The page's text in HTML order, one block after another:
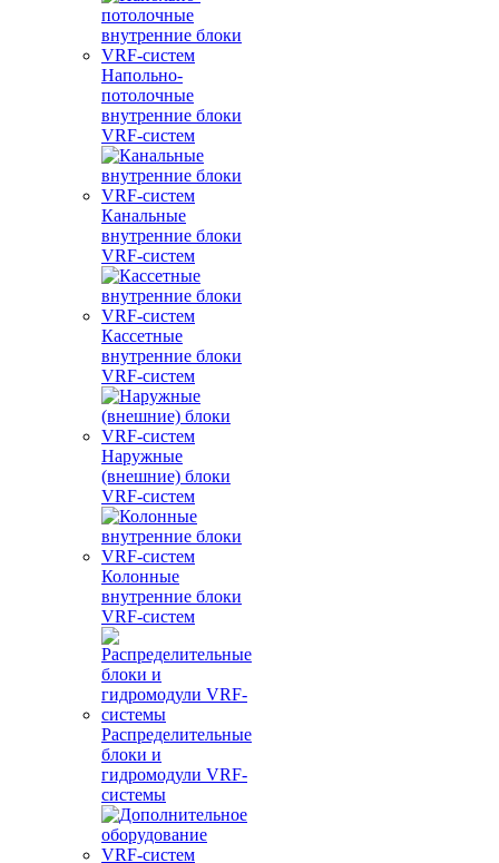
Напольно-
потолочные
внутренние блоки
VRF-систем
Канальные
внутренние блоки
VRF-систем
Кассетные
внутренние блоки
VRF-систем
Наружные
(внешние) блоки
VRF-систем
Колонные
внутренние блоки
VRF-систем
Распределительные
блоки и
гидромодули VRF-
системы